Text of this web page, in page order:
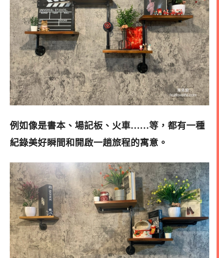
例如像是書本、場記板、火車……等，都有一種
紀錄美好瞬間和開啟一趟旅程的寓意。